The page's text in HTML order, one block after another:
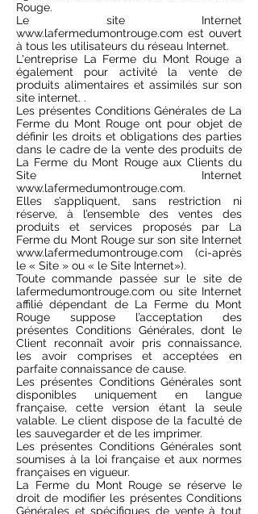
Rouge.
Le site Internet
www.lafermedumontrouge.com est ouvert
à tous les utilisateurs du réseau Internet.
L'entreprise La Ferme du Mont Rouge a
également pour activité la vente de
produits alimentaires et assimilés sur son
site internet. .
Les présentes Conditions Générales de La
Ferme du Mont Rouge ont pour objet de
définir les droits et obligations des parties
dans le cadre de la vente des produits de
La Ferme du Mont Rouge aux Clients du
Site Internet
www.lafermedumontrouge.com.
Elles s’appliquent, sans restriction ni
réserve, à l’ensemble des ventes des
produits et services proposés par La
Ferme du Mont Rouge sur son site Internet
www.lafermedumontrouge.com (ci-après
le « Site » ou « le Site Internet»).
Toute commande passée sur le site de
lafermedumontrouge.com ou site Internet
affilié dépendant de La Ferme du Mont
Rouge suppose l’acceptation des
présentes Conditions Générales, dont le
Client reconnaît avoir pris connaissance,
les avoir comprises et acceptées en
parfaite connaissance de cause.
Les présentes Conditions Générales sont
disponibles uniquement en langue
française, cette version étant la seule
valable. Le client dispose de la faculté de
les sauvegarder et de les imprimer.
Les présentes Conditions Générales sont
soumises à la loi française et aux normes
françaises en vigueur.
La Ferme du Mont Rouge se réserve le
droit de modifier les présentes Conditions
Générales et spécifiques de vente à tout